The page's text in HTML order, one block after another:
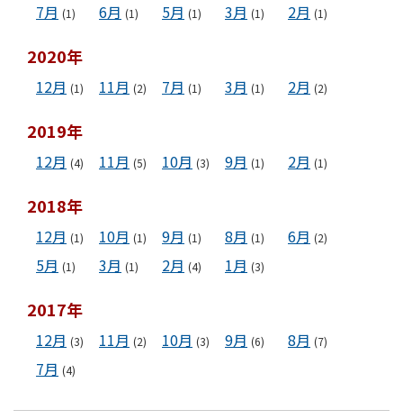
7月 (1) 6月 (1) 5月 (1) 3月 (1) 2月 (1)
2020年
12月 (1) 11月 (2) 7月 (1) 3月 (1) 2月 (2)
2019年
12月 (4) 11月 (5) 10月 (3) 9月 (1) 2月 (1)
2018年
12月 (1) 10月 (1) 9月 (1) 8月 (1) 6月 (2)
5月 (1) 3月 (1) 2月 (4) 1月 (3)
2017年
12月 (3) 11月 (2) 10月 (3) 9月 (6) 8月 (7)
7月 (4)